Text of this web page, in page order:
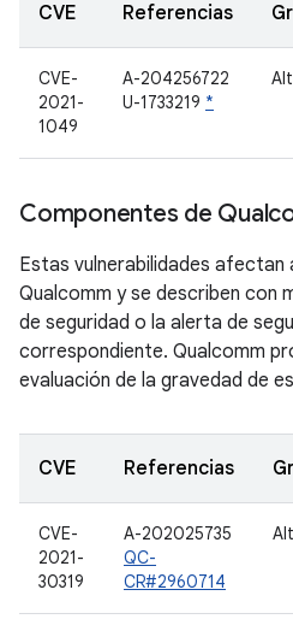
CVE Referencias
CVE-
2021-
1049
A-204256722
U-1733219 *
Componentes de
Estas vulnerabilidades afectan
Qualcomm y se describen con
de seguridad o la alerta de
correspondiente. Qualcomm
evaluación de la gravedad de
CVE Referencias
CVE-
2021-
30319
A-202025735
QC-
CR#2960714